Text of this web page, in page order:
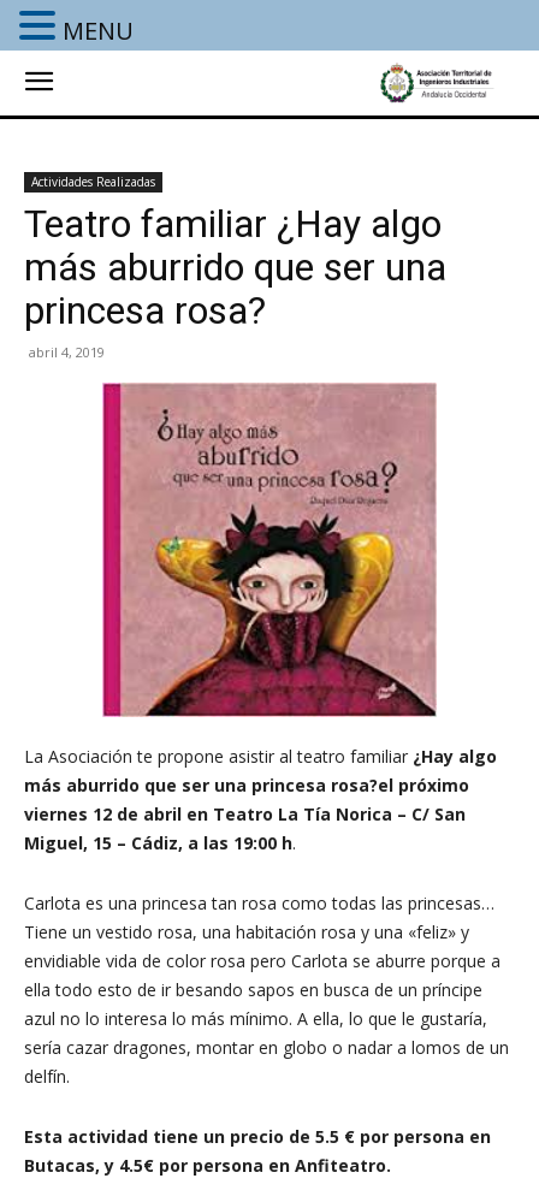
Actividades Realizadas
Teatro familiar ¿Hay algo
más aburrido que ser una
princesa rosa?
abril 4, 2019
La Asociación te propone asistir al teatro familiar ¿Hay algo
más aburrido que ser una princesa rosa?el próximo
viernes 12 de abril en Teatro La Tía Norica – C/ San
Miguel, 15 – Cádiz, a las 19:00 h.
Carlota es una princesa tan rosa como todas las princesas…
Tiene un vestido rosa, una habitación rosa y una «feliz» y
envidiable vida de color rosa pero Carlota se aburre porque a
ella todo esto de ir besando sapos en busca de un príncipe
azul no lo interesa lo más mínimo. A ella, lo que le gustaría,
sería cazar dragones, montar en globo o nadar a lomos de un
delfín.
Esta actividad tiene un precio de 5.5 € por persona en
Butacas, y 4.5€ por persona en Anfiteatro.
MENU